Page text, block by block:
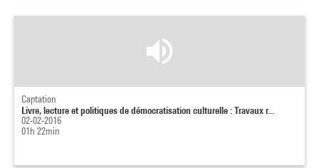
Captation
Livre, lecture et politiques de démocratisation culturelle : Travaux r...
02-02-2016
01h 22min